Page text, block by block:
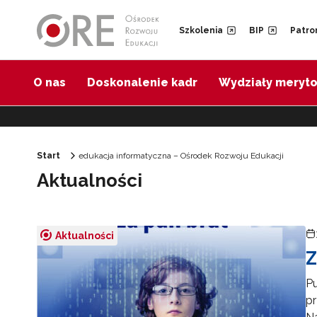
Szkolenia BIP
O nas Doskonalenie kadr Wydziały
Start edukacja informatyczna – Ośrodek Rozwoju Edukacji
Aktualności
Aktualności